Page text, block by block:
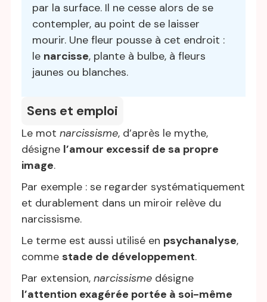
par la surface. Il ne cesse alors de se
contempler, au point de se laisser
mourir. Une fleur pousse à cet endroit :
le narcisse, plante à bulbe, à fleurs
jaunes ou blanches.
Sens et emploi
Le mot narcissisme, d’après le mythe,
désigne l’amour excessif de sa propre
image.
Par exemple : se regarder systématiquement
et durablement dans un miroir relève du
narcissisme.
Le terme est aussi utilisé en psychanalyse,
comme stade de développement.
Par extension, narcissisme désigne
l’attention exagérée portée à soi-même